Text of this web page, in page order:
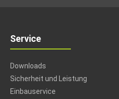
Service
Downloads
Sicherheit und Leistung
Einbauservice